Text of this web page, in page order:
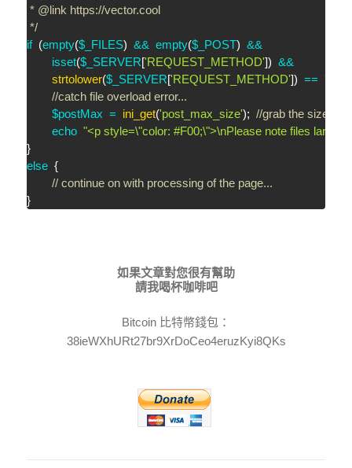
* @link https://vector.cool
*/
if (empty($_FILES) && empty($_POST) &&
isset($_SERVER['REQUEST_METHOD']) &&
strtolower($_SERVER['REQUEST_METHOD']) == 'post'
//catch file overload error...
$postMax = ini_get('post_max_size'); //grab the size
echo "<p style=\"color: #F00;\">\nPlease note files larger
}
else {
// continue on with processing of the page...
}
如果文章對您很有幫助
請我喝杯咖啡吧
Bitcoin 比特幣錢包：
38ieWXhURt27br9XrDoCeo4eruzKyi8QKs